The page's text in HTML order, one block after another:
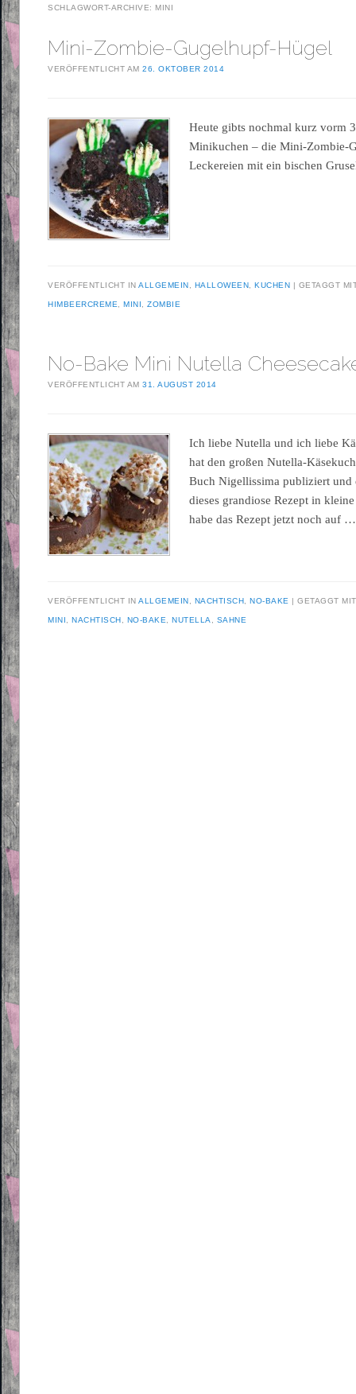
SCHLAGWORT-ARCHIVE: MINI
Mini-Zombie-Gugelhupf-Hügel
VERÖFFENTLICHT AM26. OKTOBER 2014
Heute gibts nochmal kurz vorm
Minikuchen – die Mini-Zombie-
Leckereien mit ein bischen
VERÖFFENTLICHT INALLGEMEIN HALLOWEEN ,KUCHEN GETAGGT
HIMBEERCREME ,MINI ,ZOMBIE
No-Bake Mini Nutella
VERÖFFENTLICHT AM31. AUGUST 2014
Ich liebe Nutella und ich liebe
hat den großen Nutella-
Buch Nigellissima publiziert und
dieses grandiose Rezept in
habe das Rezept jetzt noch auf
VERÖFFENTLICHT INALLGEMEIN NACHTISCH ,NO-BAKE GETAGGT
MINI ,NACHTISCH NO-BAKE ,NUTELLA SAHNE